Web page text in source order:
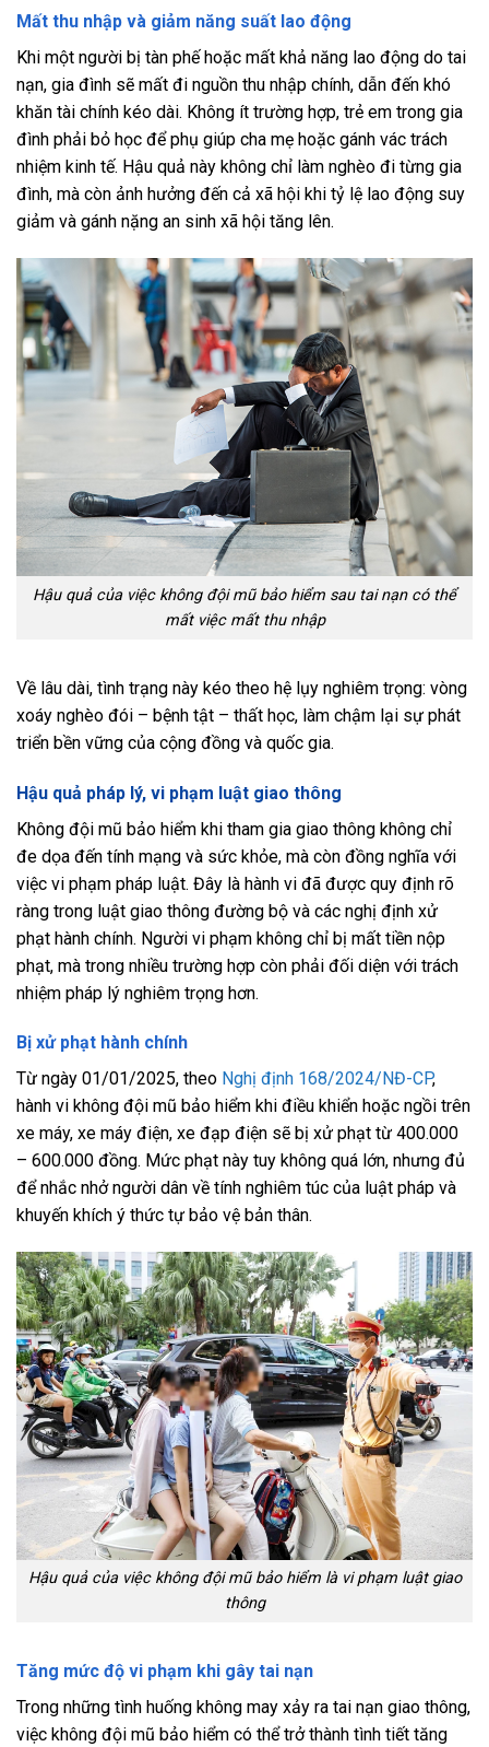
Mất thu nhập và giảm năng suất lao động
Khi một người bị tàn phế hoặc mất khả năng lao động do tai
nạn, gia đình sẽ mất đi nguồn thu nhập chính, dẫn đến khó
khăn tài chính kéo dài. Không ít trường hợp, trẻ em trong gia
đình phải bỏ học để phụ giúp cha mẹ hoặc gánh vác trách
nhiệm kinh tế. Hậu quả này không chỉ làm nghèo đi từng gia
đình, mà còn ảnh hưởng đến cả xã hội khi tỷ lệ lao động suy
giảm và gánh nặng an sinh xã hội tăng lên.
Hậu quả của việc không đội mũ bảo hiểm sau tai nạn có thể
mất việc mất thu nhập
Về lâu dài, tình trạng này kéo theo hệ lụy nghiêm trọng: vòng
xoáy nghèo đói – bệnh tật – thất học, làm chậm lại sự phát
triển bền vững của cộng đồng và quốc gia.
Hậu quả pháp lý, vi phạm luật giao thông
Không đội mũ bảo hiểm khi tham gia giao thông không chỉ
đe dọa đến tính mạng và sức khỏe, mà còn đồng nghĩa với
việc vi phạm pháp luật. Đây là hành vi đã được quy định rõ
ràng trong luật giao thông đường bộ và các nghị định xử
phạt hành chính. Người vi phạm không chỉ bị mất tiền nộp
phạt, mà trong nhiều trường hợp còn phải đối diện với trách
nhiệm pháp lý nghiêm trọng hơn.
Bị xử phạt hành chính
Từ ngày 01/01/2025, theo Nghị định 168/2024/NĐ-CP,
hành vi không đội mũ bảo hiểm khi điều khiển hoặc ngồi trên
xe máy, xe máy điện, xe đạp điện sẽ bị xử phạt từ 400.000
– 600.000 đồng. Mức phạt này tuy không quá lớn, nhưng đủ
để nhắc nhở người dân về tính nghiêm túc của luật pháp và
khuyến khích ý thức tự bảo vệ bản thân.
Hậu quả của việc không đội mũ bảo hiểm là vi phạm luật giao
thông
Tăng mức độ vi phạm khi gây tai nạn
Trong những tình huống không may xảy ra tai nạn giao thông,
việc không đội mũ bảo hiểm có thể trở thành tình tiết tăng